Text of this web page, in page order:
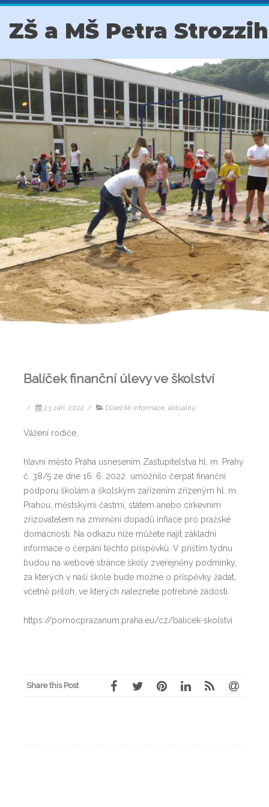
ZŠ a MŠ Petra
Balíček finanční úlevy ve školství
/ 23 září, 2022 / Důležité informace, aktuality
Vážení rodiče,
hlavní město Praha usnesením Zastupitelstva hl. m. Prahy
č. 38/5 ze dne 16. 6. 2022 umožnilo čerpat finanční
podporu školám a školským zařízením zřízeným hl. m.
Prahou, městskými částmi, státem anebo církevním
zřizovatelem na zmírnění dopadů inflace pro pražské
domácnosti. Na odkazu níže můžete najít základní
informace o čerpání těchto příspěvků. V příštím týdnu
budou na webové stránce školy zveřejněny podmínky,
za kterých v naší škole bude možné o příspěvky žádat,
včetně příloh, ve kterých naleznete potřebné žádosti.
https://pomocprazanum.praha.eu/cz/balicek-skolstvi
Share this Post